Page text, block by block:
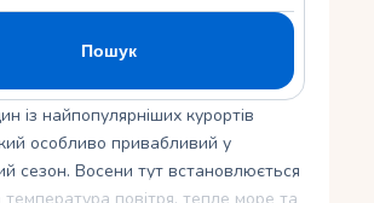
із найпопулярніших курортів
особливо привабливий у
сезон. Восени тут встановлюється